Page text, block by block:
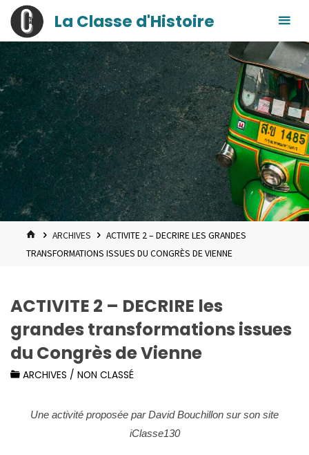
Skip
content
principal
La Classe d'Histoire
HOMEARCHIVES
ACTIVITE 2 – DECRIRE LES GRANDES
TRANSFORMATIONS ISSUES DU CONGRÈS DE VIENNE
ACTIVITE 2 – DECRIRE les
grandes transformations issues
du Congrès de Vienne
ARCHIVES / NON CLASSÉ
Une activité proposée par David Bouchillon sur son site
iClasse130